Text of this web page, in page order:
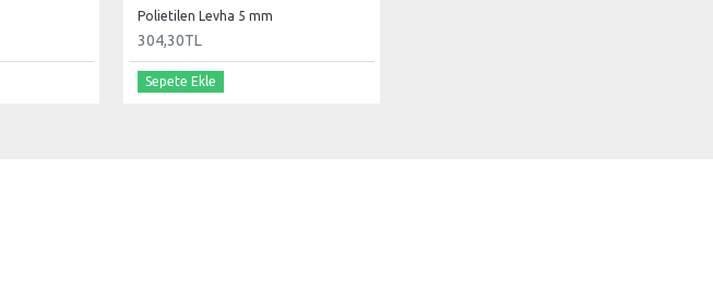
Polietilen Levha 5 mm
304,30TL
Sepete Ekle